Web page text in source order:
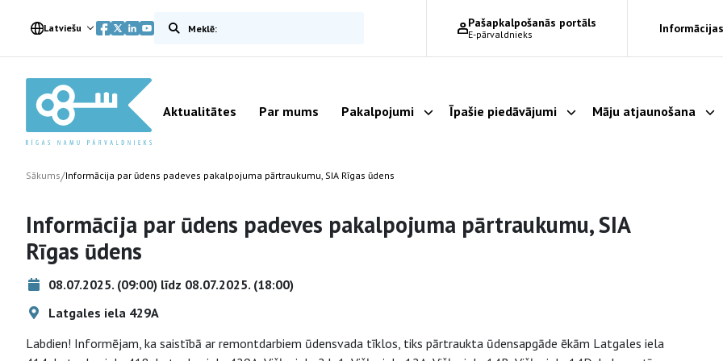
Latviešu Meklēt vietnē Pašapkalpošanās portāls
E-pārvaldnieks
Aktualitātes Par mums Pakalpojumi Parādīt apakšizvēlni
Īpašie piedāvājumi Parādīt apakšizvēlni
Māju atjaunošana
Sākums/Informācija par ūdens padeves pakalpojuma pārtraukumu, SIA Rīgas ūdens
Informācija par ūdens padeves pakalpojuma pārtraukumu, SIA
Rīgas ūdens
08.07.2025. (09:00) līdz 08.07.2025. (18:00)
Latgales iela 429A
Labdien! Informējam, ka saistībā ar remontdarbiem ūdensvada tīklos, tiks pārtraukta ūdensapgāde ēkām Latgales iela